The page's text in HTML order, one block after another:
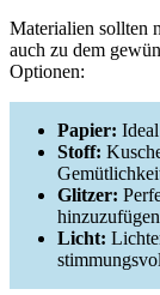
Materialien sollten
auch zu dem
Optionen:
Papier:
Stoff:
Glitzer:
Licht: